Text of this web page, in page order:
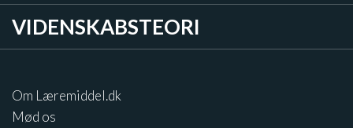
VIDENSKABSTEORI
Om Læremiddel.dk
Mød os